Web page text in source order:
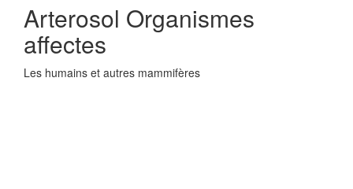
Arterosol Organismes
affectes
Les humains et autres mammifères